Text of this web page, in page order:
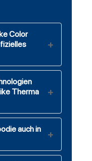
Color
Therma
auch in